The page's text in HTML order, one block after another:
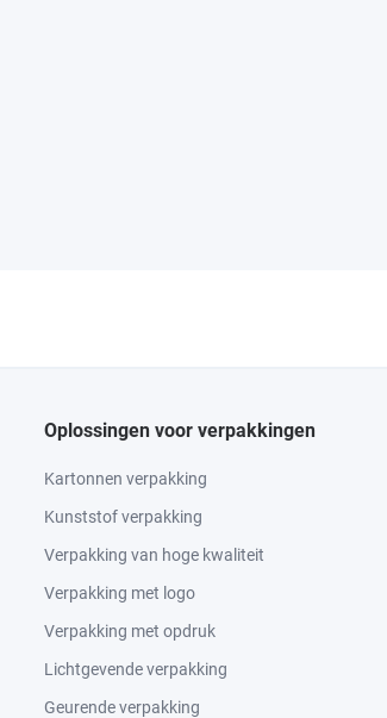
Oplossingen voor verpakkingen
Kartonnen verpakking
Kunststof verpakking
Verpakking van hoge kwaliteit
Verpakking met logo
Verpakking met opdruk
Lichtgevende verpakking
Geurende verpakking